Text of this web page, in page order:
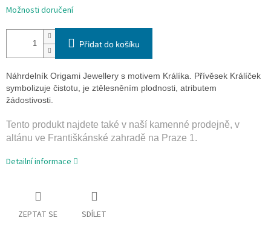
Možnosti doručení
Přidat do košíku
Náhrdelník Origami Jewellery s motivem Králíka. Přívěsek Králíček
symbolizuje čistotu, je ztělesněním plodnosti, atributem
žádostivosti.
Tento produkt najdete také v naší­ kamenné prodejně, v
altánu ve Františkánské zahradě na Praze 1.
Detailní informace
ZEPTAT SE SDÍLET